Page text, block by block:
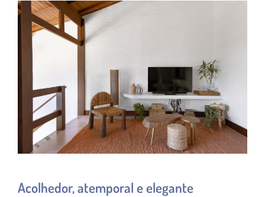
Acolhedor, atemporal e elegante